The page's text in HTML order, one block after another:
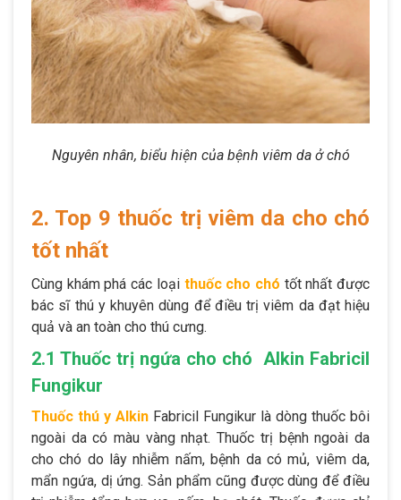
Nguyên nhân, biểu hiện của bệnh viêm da ở chó
2. Top 9 thuốc trị viêm da cho chó
tốt nhất
Cùng khám phá các loại thuốc cho chó tốt nhất được
bác sĩ thú y khuyên dùng để điều trị viêm da đạt hiệu
quả và an toàn cho thú cưng.
2.1 Thuốc trị ngứa cho chó Alkin Fabricil
Fungikur
Thuốc thú y Alkin Fabricil Fungikur là dòng thuốc bôi
ngoài da có màu vàng nhạt. Thuốc trị bệnh ngoài da
cho chó do lây nhiễm nấm, bệnh da có mủ, viêm da,
mẩn ngứa, dị ứng. Sản phẩm cũng được dùng để điều